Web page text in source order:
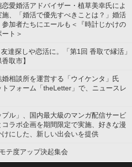
愛婚活アドバイザー・植草美幸氏によ
、「婚活で優先すべきことは？」婚活
加者たちにエールも＜『時計じかけの
ト＞
達探しや恋活に。「第1回 香取で縁活」
取市】
相談所を運営する「ウイケンタ」氏
フォーム「theLetter」で、ニュースレ
ル」、国内最大級のマンガ配信サービ
ラボ企画を期間限定で実施、好きな漫
にした、新しい出会いを提供
テ度アップ決起集会